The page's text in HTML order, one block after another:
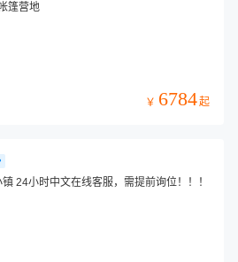
篷营地
￥ 6784起
24小时中文在线客服，需提前询位！！！